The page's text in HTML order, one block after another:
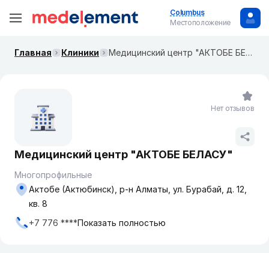
Columbus
Местоположение
Главная Клиники Медицинский центр "АКТОБЕ БЕЛАСУ"
Медицинский центр "АКТОБЕ БЕЛАСУ"
Многопрофильные
Актобе (Актюбинск), р-н Алматы, ул. Бурабай, д. 12,
кв. 8
+7 776 ****Показать полностью
Нет отзывов